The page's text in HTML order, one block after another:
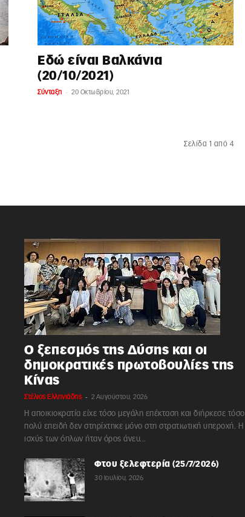
Εδώ είναι Βαλκάνια
(20/10/2021)
Σύνταξη - 20 Οκτωβρίου, 2021
Σελίδα 1 από 4
Ο ξεπεσμός της Δύσης και οι
δημοκρατικές πρωτοβουλίες της
Κίνας
Στέλιος Ελληνιάδης - 2 Αυγούστου, 2026
Η αποικιοκρατία είχε τόσο μεγάλη επέκταση και διήρκεσε τόσο
πολύ επειδή δεν στηρίχτηκε μόνο στη στρατιωτική υπεροχή. Η
ισχύς των όπλων ήταν όρος άνευ...
Φτου ξελεφτερία (25/7/2026)
30 Ιουλίου, 2026